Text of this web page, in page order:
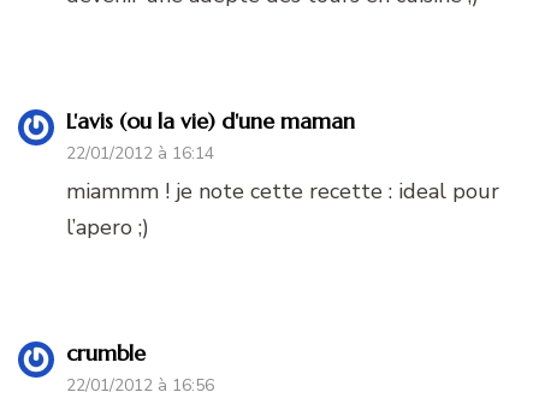
L'avis (ou la vie) d'une maman
22/01/2012 à 16:14
miammm ! je note cette recette : ideal pour
l’apero ;)
crumble
22/01/2012 à 16:56